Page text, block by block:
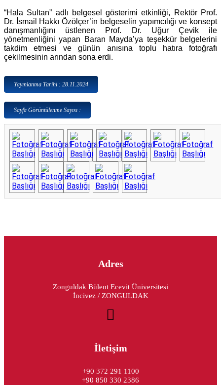
“Hala Sultan” adlı belgesel gösterimi etkinliği, Rektör Prof.
Dr. İsmail Hakkı Özölçer’in belgeselin yapımcılığı ve konsept
danışmanlığını üstlenen Prof. Dr. Uğur Çevik ile
yönetmenliğini yapan Baran Mayda’ya teşekkür belgelerini
takdim etmesi ve günün anısına toplu hatıra fotoğrafı
çekilmesinin arından sona erdi.
Yayınlanma Tarihi : 28.11.2024
Sayfa Görüntülenme Sayısı :
Adres
Zonguldak Bülent Ecevit Üniversitesi
İncivez / ZONGULDAK
İletişim
+90 372 291 1100
+90 850 330 2386